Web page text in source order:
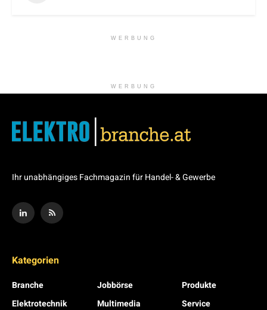
WERBUNG
WERBUNG
Ihr unabhängiges Fachmagazin für Handel- & Gewerbe
Kategorien
Branche
Elektrotechnik
Jobbörse
Multimedia
Produkte
Service